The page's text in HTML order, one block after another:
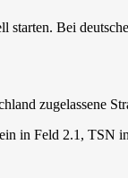
Bei
zugelassene
in Feld 2.1, TSN